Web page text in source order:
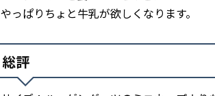
やっぱりちょと牛乳が欲しくなります。
総評